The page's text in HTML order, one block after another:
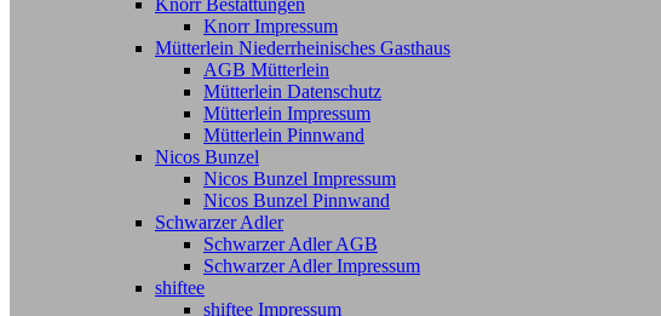
Knorr Bestattungen
Knorr Impressum
Mütterlein Niederrheinisches Gasthaus
AGB Mütterlein
Mütterlein Datenschutz
Mütterlein Impressum
Mütterlein Pinnwand
Nicos Bunzel
Nicos Bunzel Impressum
Nicos Bunzel Pinnwand
Schwarzer Adler
Schwarzer Adler AGB
Schwarzer Adler Impressum
shiftee
shiftee Impressum